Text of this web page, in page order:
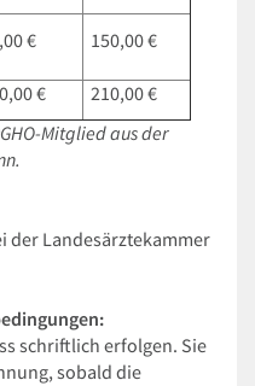
€ 150,00 €
€
210,00 €
Mitglied aus der
der Landesärztekammer
schriftlich erfolgen. Sie
sobald die